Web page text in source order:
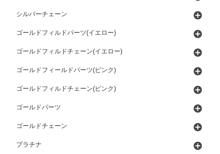
シルバーチェーン
ゴールドフィルドパーツ(イエロー)
ゴールドフィルドチェーン(イエロー)
ゴールドフィールドパーツ(ピンク)
ゴールドフィルドチェーン(ピンク)
ゴールドパーツ
ゴールドチェーン
プラチナ